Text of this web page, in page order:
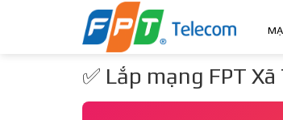
✅ Lắp mạng FPT